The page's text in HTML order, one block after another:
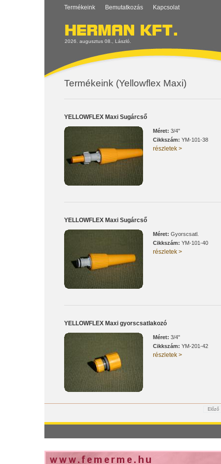
Termékeink Bemutatkozás Kapcsolat
2026. augusztus 08., László.
Termékeink (Yellowflex Maxi)
YELLOWFLEX Maxi Sugárcső
Méret: 3/4"
Cikkszám: YM-101-38
részletek >
YELLOWFLEX Maxi Sugárcső
Méret: Gyorscsatl.
Cikkszám: YM-101-40
részletek >
YELLOWFLEX Maxi gyorscsatlakozó
Méret: 3/4"
Cikkszám: YM-201-42
részletek >
Előző